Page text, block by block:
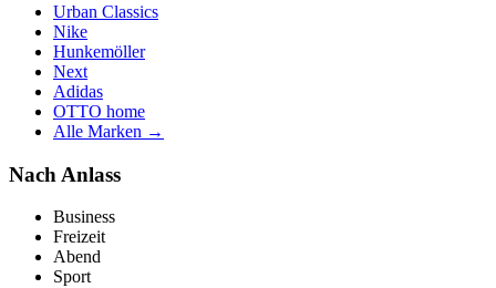
Urban Classics
Nike
Hunkemöller
Next
Adidas
OTTO home
Alle Marken →
Nach Anlass
Business
Freizeit
Abend
Sport